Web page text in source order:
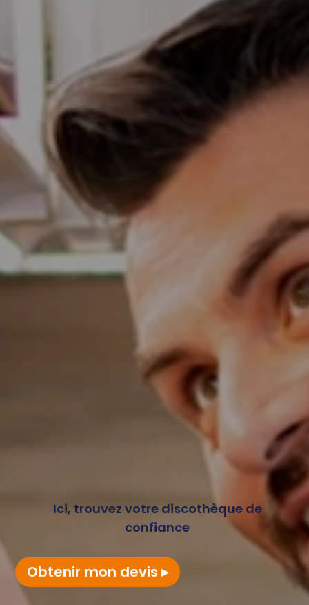
Ici, trouvez votre discothèque de
confiance
Obtenir mon devis